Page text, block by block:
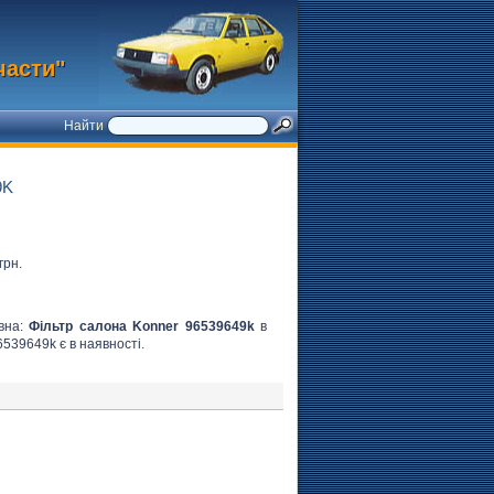
Найти
грн.
Фільтр салона Konner 96539649kв
є в наявності.